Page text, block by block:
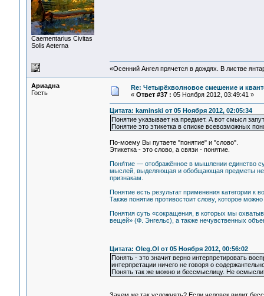
Сaementarius Civitas
Solis Aeterna
«Осенний Ангел прячется в дождях. В листве
Ариадна
Гость
Re: Четырёхволновое смешение и
« Ответ #37 : 05 Ноября 2012, 03:49:41 »
Цитата: kaminski от 05 Ноября 2012, 02:05:34
Понятие указывает на предмет. А вот смысл
Понятие это этикетка в списке всевозможных
По-моему Вы путаете "понятие" и "слово".
Этикетка - это слово, а связи - понятие.
Поня́тие — отображённое в мышлении единство
мыслей, выделяющая и обобщающая предметы
признакам.
Понятие есть результат применения категории к
Также понятие противостоит слову, которое можно
Понятия суть «сокращения, в которых мы
вещей» (Ф. Энгельс), а также нечувственных
Цитата: Oleg.Ol от 05 Ноября 2012, 00:56:02
Понять - это значит верно интерпретировать
интерпретации ничего не говоря о
Понять так же можно и бессмыслицу. Не